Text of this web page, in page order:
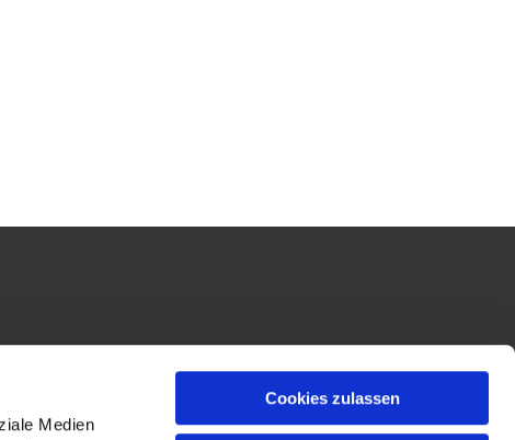
Medien
Cookies zulassen